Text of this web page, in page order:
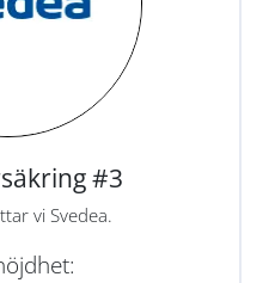
#3
vi Svedea.